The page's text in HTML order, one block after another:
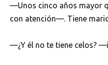
—Unos cinco años mayor
con atención—. Tiene
—¿Y él no te tiene celos?